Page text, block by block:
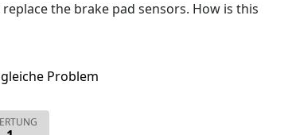
the brake pad sensors. How is this
Problem